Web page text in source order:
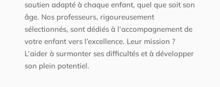
soutien adapté à chaque enfant, quel que soit son
âge. Nos professeurs, rigoureusement
sélectionnés, sont dédiés à l’accompagnement de
votre enfant vers l’excellence. Leur mission ?
L’aider à surmonter ses difficultés et à développer
son plein potentiel.